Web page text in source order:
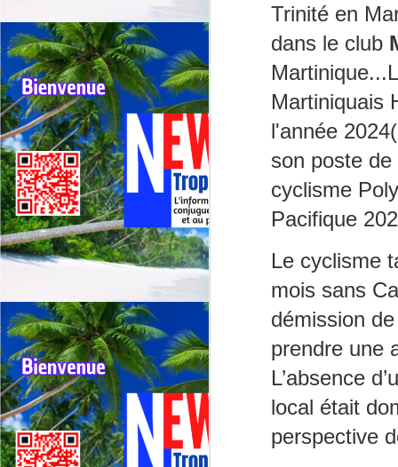
Trinité en
dans le club
Martiniquais
l'année
son poste
cyclisme
Pacifique
Le cyclisme
mois sans
démission
prendre une
L’absence
local était
perspective
🚴Quand deux cours cyclistes se
chevauchent, l’excellence des
coureurs se retrouve piégée.
Deux événements majeurs du
cyclisme outre‑mer vont se
dérouler presque simultanément
en 2026 : le 79ᵉ Tour cycliste de
La Réunion (1er au 9 août 2026) et
le 75ᵉ Tour cycliste international
de Guadeloupe (31 juillet au 9
août 2026).